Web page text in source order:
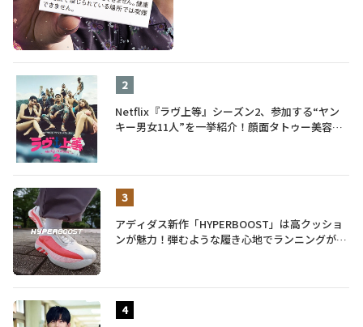
Netflix『ラヴ上等』シーズン2、参加する“ヤン
キー男女11人”を一挙紹介！顔面タトゥー美容
アディダス新作「HYPERBOOST」は高クッショ
ンが魅力！弾むような履き心地でランニングがも